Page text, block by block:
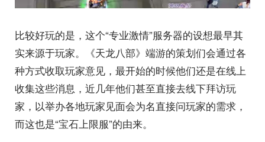
比较好玩的是，这个“专业激情”服务器的设想最早其
实来源于玩家。《天龙八部》端游的策划们会通过各
种方式收取玩家意见，最开始的时候他们还是在线上
收集这些消息，近几年他们甚至直接去线下拜访玩
家，以举办各地玩家见面会为名直接问玩家的需求，
而这也是“宝石上限服”的由来。